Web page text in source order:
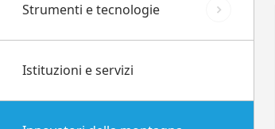
Strumenti e tecnologie
Istituzioni e servizi